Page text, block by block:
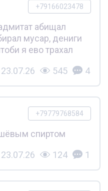
+79166023478
абищал
мусар, дениги
я ево трахал
23.07.26 545 4
+79779768584
спиртом
23.07.26 124 1